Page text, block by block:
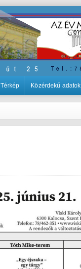
Térkép Közérdekű adatok